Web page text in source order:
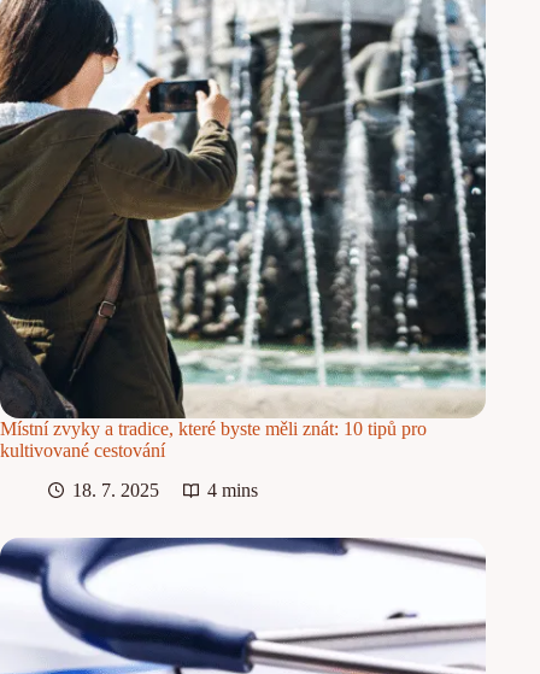
Místní zvyky a tradice, které byste měli znát: 10 tipů pro
kultivované cestování
18. 7. 2025
4 mins